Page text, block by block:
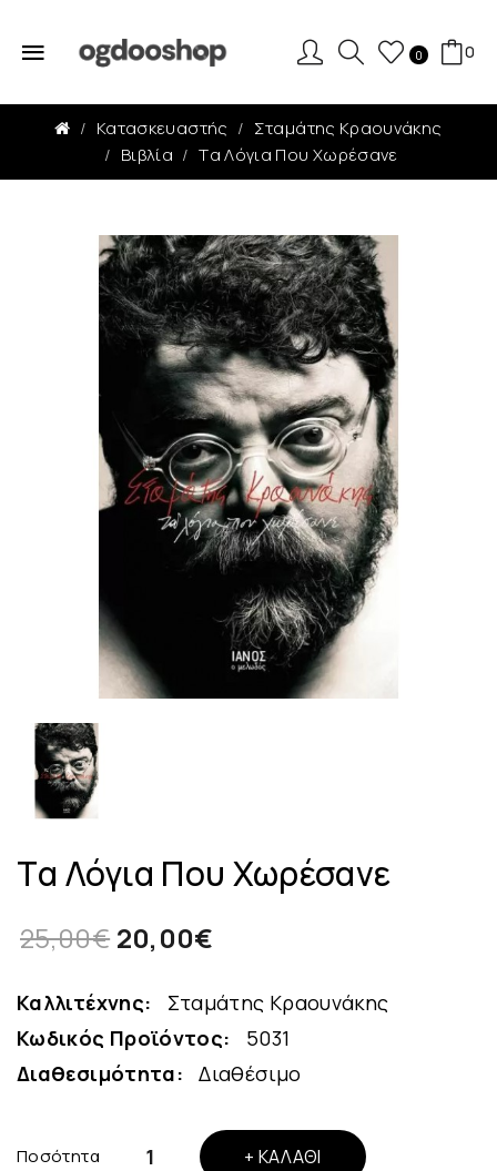
0 0
Κατασκευαστής
Σταμάτης Κραουνάκης
Βιβλία
Tα Λόγια Που Χωρέσανε
Tα Λόγια Που Χωρέσανε
25,00€ 20,00€
Καλλιτέχνης:
Σταμάτης Κραουνάκης
Κωδικός Προϊόντος:
5031
Διαθεσιμότητα:
Διαθέσιμο
Ποσότητα ΚΑΛΆΘΙ